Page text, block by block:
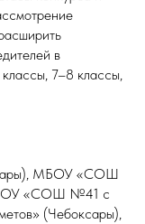
в
7–8 классы,
МБОУ «СОШ
«СОШ №41 с
(Чебоксары),